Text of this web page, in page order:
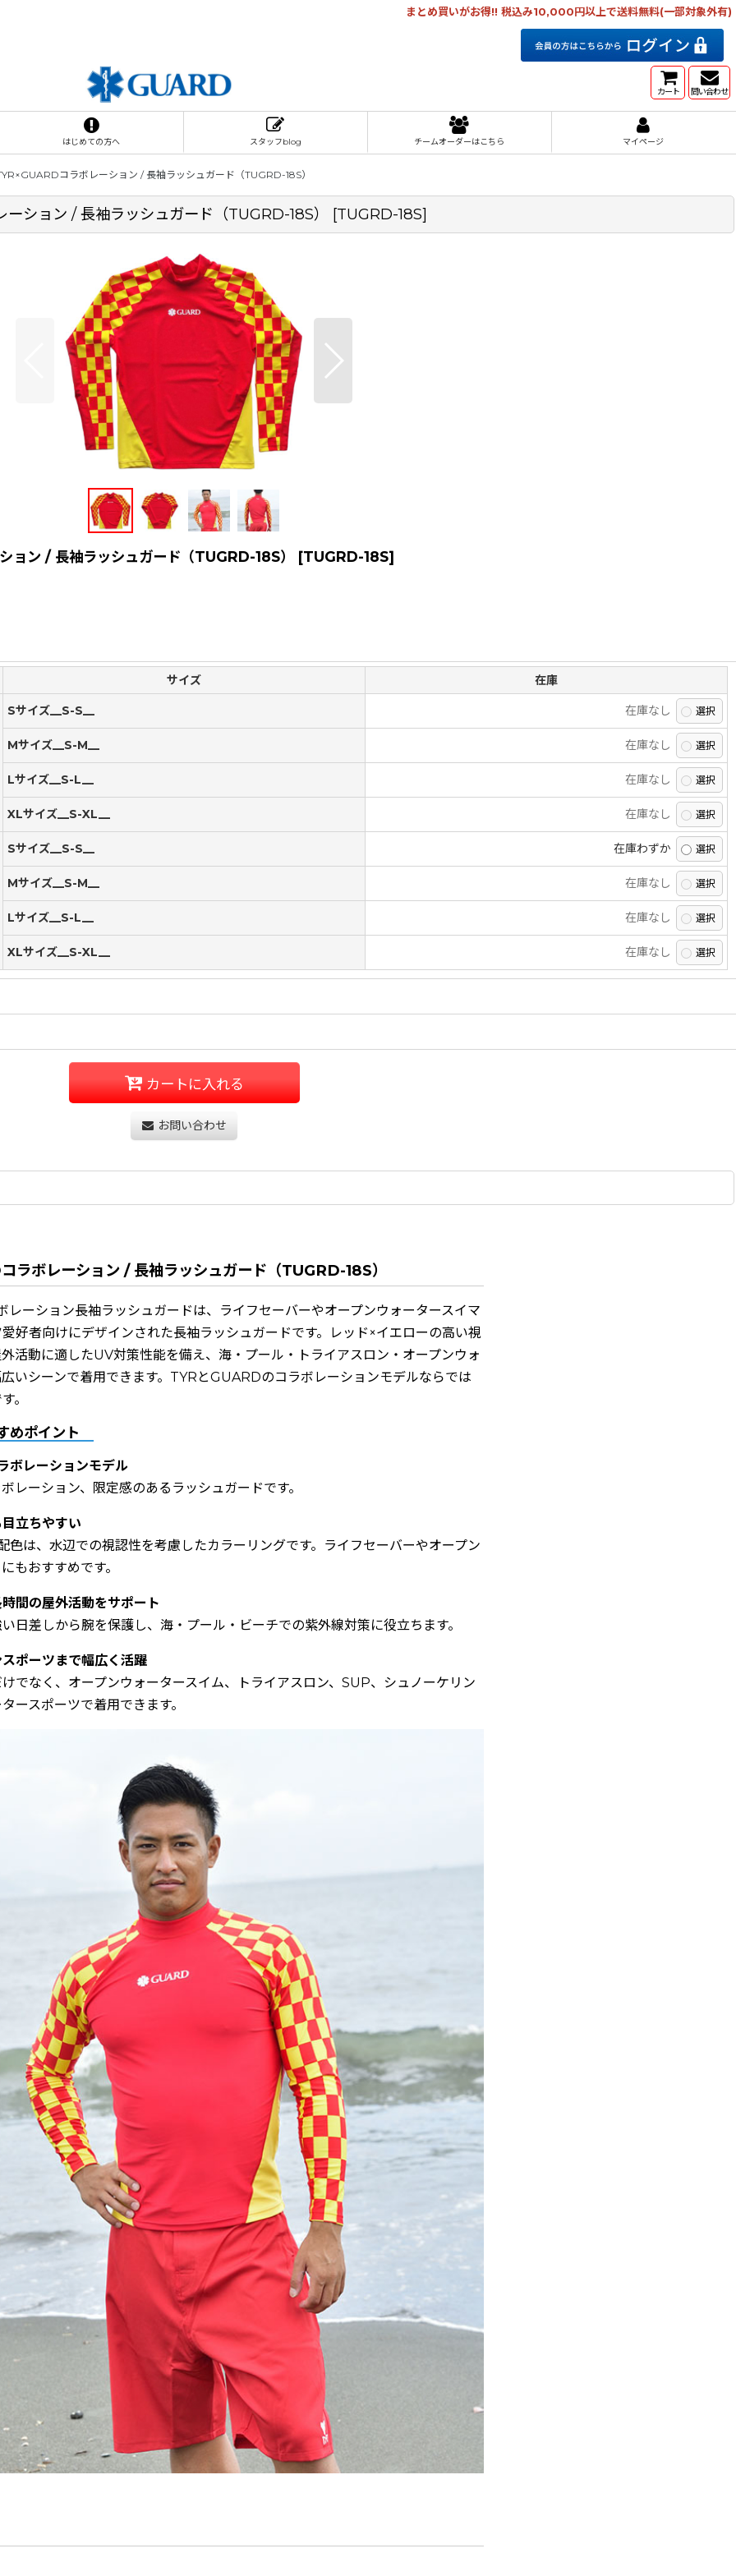
まとめ買いがお得!! 税込み10,000円以上で送料無料(一部対象外有)
カート 問い合わせ
はじめての方へ スタッフblog チームオーダーはこちら マイページ
コラボレーション / 長袖ラッシュガード（TUGRD-18S）
ション / 長袖ラッシュガード（TUGRD-18S） [TUGRD-18S]
ョン / 長袖ラッシュガード（TUGRD-18S） [TUGRD-18S]
サイズ 在庫
Sサイズ__S-S__ 在庫なし
Mサイズ__S-M__ 在庫なし
Lサイズ__S-L__ 在庫なし
XLサイズ__S-XL__ 在庫なし
Sサイズ__S-S__ 在庫わずか
Mサイズ__S-M__ 在庫なし
Lサイズ__S-L__ 在庫なし
XLサイズ__S-XL__ 在庫なし
カートに入れる
お問い合わせ
ラボレーション / 長袖ラッシュガード（TUGRD-18S）
ーション長袖ラッシュガードは、ライフセーバーやオープンウォータースイマ
好者向けにデザインされた長袖ラッシュガードです。レッド×イエローの高い視
活動に適したUV対策性能を備え、海・プール・トライアスロン・オープンウォ
いシーンで着用できます。TYRとGUARDのコラボレーションモデルならでは
。
めポイント
ボレーションモデル
レーション、限定感のあるラッシュガードです。
立ちやすい
色は、水辺での視認性を考慮したカラーリングです。ライフセーバーやオープン
もおすすめです。
間の屋外活動をサポート
日差しから腕を保護し、海・プール・ビーチでの紫外線対策に役立ちます。
ポーツまで幅広く活躍
でなく、オープンウォータースイム、トライアスロン、SUP、シュノーケリン
ースポーツで着用できます。